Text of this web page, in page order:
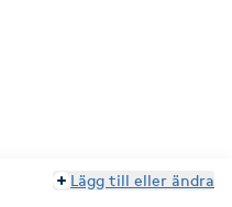
Lägg till eller ändra